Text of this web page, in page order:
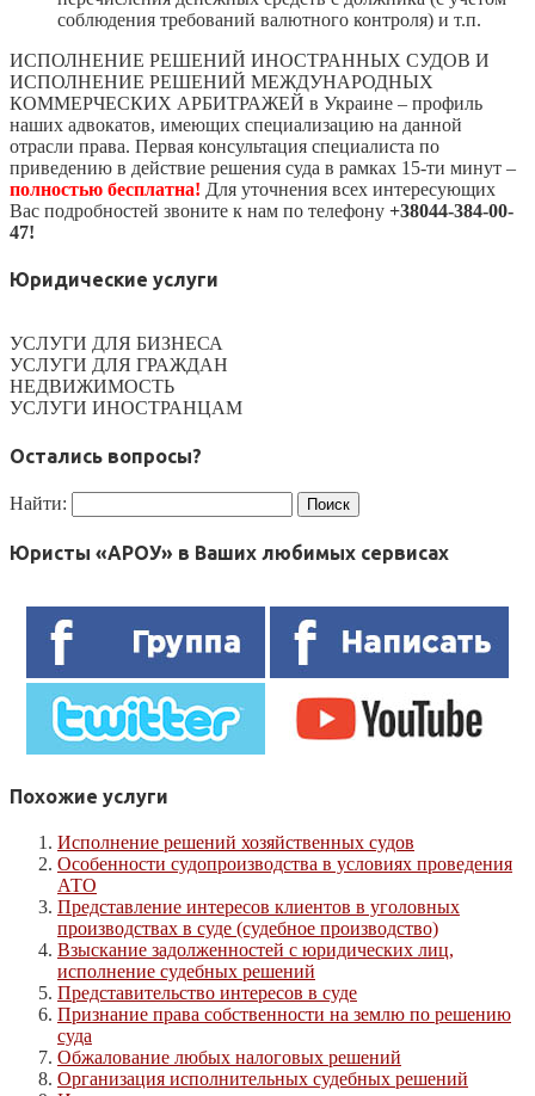
соблюдения требований валютного контроля) и т.п.
ИСПОЛНЕНИЕ РЕШЕНИЙ ИНОСТРАННЫХ СУДОВ И
ИСПОЛНЕНИЕ РЕШЕНИЙ МЕЖДУНАРОДНЫХ
КОММЕРЧЕСКИХ АРБИТРАЖЕЙ в Украине – профиль
наших адвокатов, имеющих специализацию на данной
отрасли права. Первая консультация специалиста по
приведению в действие решения суда в рамках 15-ти минут –
полностью бесплатна! Для уточнения всех интересующих
Вас подробностей звоните к нам по телефону +38044-384-00-
47!
Юридические услуги
УСЛУГИ ДЛЯ БИЗНЕСА
УСЛУГИ ДЛЯ ГРАЖДАН
НЕДВИЖИМОСТЬ
УСЛУГИ ИНОСТРАНЦАМ
Остались вопросы?
Найти:
Юристы «АРОУ» в Ваших любимых сервисах
Похожие услуги
Исполнение решений хозяйственных судов
Особенности судопроизводства в условиях проведения
АТО
Представление интересов клиентов в уголовных
производствах в суде (судебное производство)
Взыскание задолженностей с юридических лиц,
исполнение судебных решений
Представительство интересов в суде
Признание права собственности на землю по решению
суда
Обжалование любых налоговых решений
Организация исполнительных судебных решений